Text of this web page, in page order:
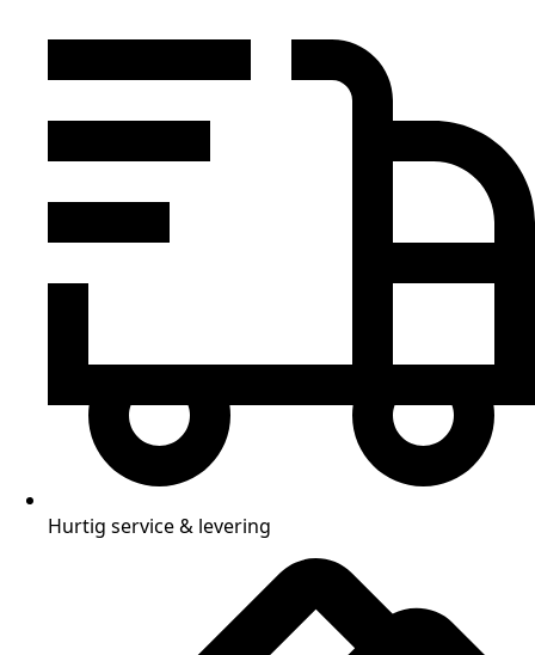
Hurtig service & levering